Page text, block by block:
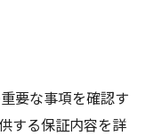
要な事項を確認す
する保証内容を詳